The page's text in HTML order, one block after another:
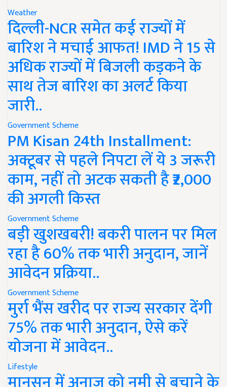
Weather
दिल्ली-NCR समेत कई राज्यों में
बारिश ने मचाई आफत! IMD ने 15 से
अधिक राज्यों में बिजली कड़कने के
साथ तेज बारिश का अलर्ट किया
जारी..
Government Scheme
PM Kisan 24th Installment:
अक्टूबर से पहले निपटा लें ये 3 जरूरी
काम, नहीं तो अटक सकती है ₹2,000
की अगली किस्त
Government Scheme
बड़ी खुशखबरी! बकरी पालन पर मिल
रहा है 60% तक भारी अनुदान, जानें
आवेदन प्रक्रिया..
Government Scheme
मुर्रा भैंस खरीद पर राज्य सरकार देंगी
75% तक भारी अनुदान, ऐसे करें
योजना में आवेदन..
Lifestyle